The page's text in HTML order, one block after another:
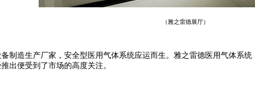
（雅之雷德展厅）
制造生产厂家，安全型医用气体系统应运而生。雅之雷德医用气体系
出便受到了市场的高度关注。